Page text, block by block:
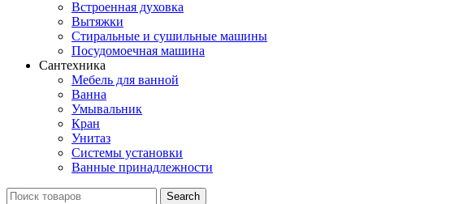
Встроенная духовка
Вытяжки
Стиральные и сушильные машины
Посудомоечная машина
Сантехника
Мебель для ванной
Ванна
Умывальник
Кран
Унитаз
Системы установки
Ванные принадлежности
Search